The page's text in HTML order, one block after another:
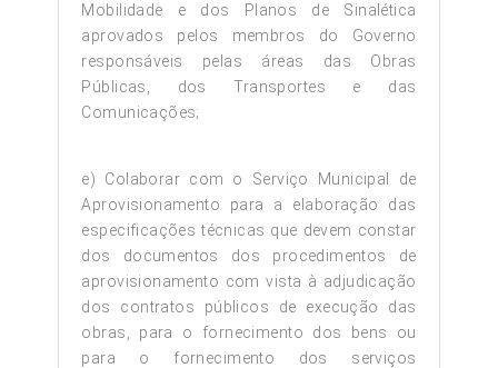
Mobilidade e dos Planos de Sinalética
aprovados pelos membros do Governo
responsáveis pelas áreas das Obras
Públicas, dos Transportes e das
Comunicações;
e) Colaborar com o Serviço Municipal de
Aprovisionamento para a elaboração das
especificações técnicas que devem constar
dos documentos dos procedimentos de
aprovisionamento com vista à adjudicação
dos contratos públicos de execução das
obras, para o fornecimento dos bens ou
para o fornecimento dos serviços